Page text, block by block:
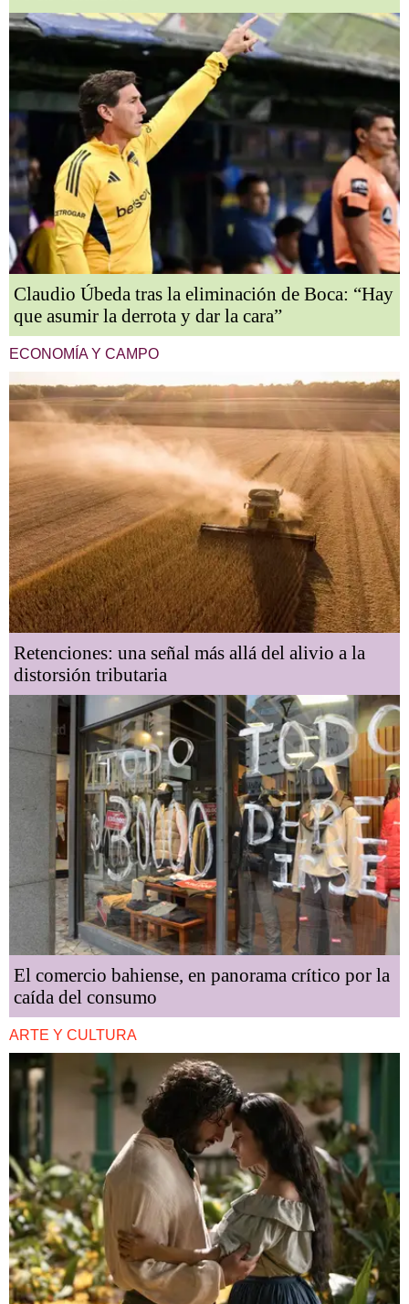
Claudio Úbeda tras la eliminación de Boca: “Hay
que asumir la derrota y dar la cara”
ECONOMÍA Y CAMPO
Retenciones: una señal más allá del alivio a la
distorsión tributaria
El comercio bahiense, en panorama crítico por la
caída del consumo
ARTE Y CULTURA